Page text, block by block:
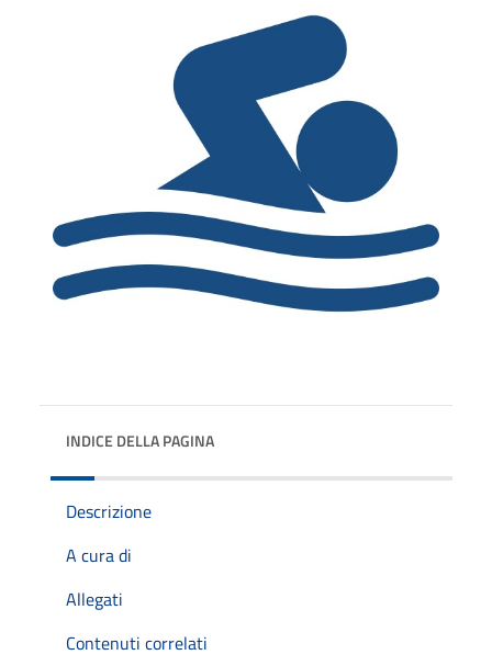
INDICE DELLA PAGINA
Descrizione
A cura di
Allegati
Contenuti correlati